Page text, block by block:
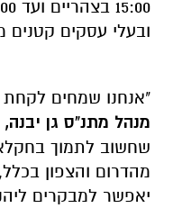
ובעלי עסקים קטנים
"אנחנו שמחים
מנהל מתנ"ס גן
שחשוב לתמוך
מהדרום והצפון
יאפשר למבקרים